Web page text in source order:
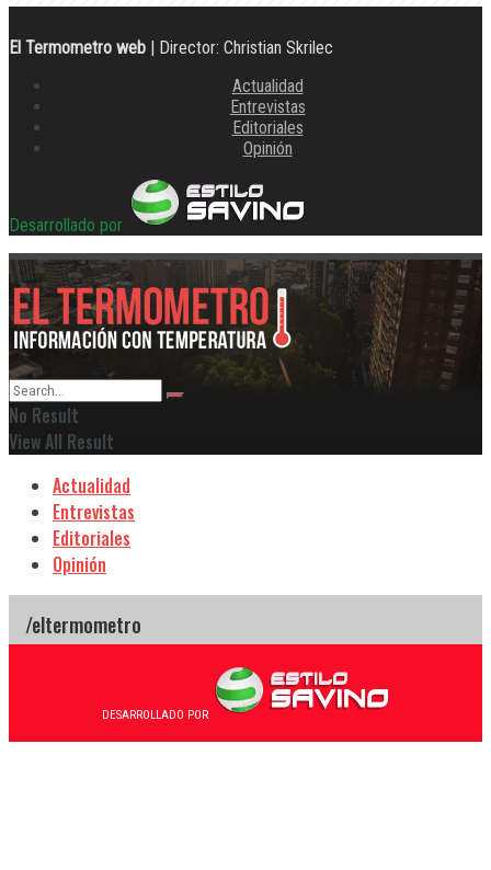
El Termometro web | Director: Christian Skrilec
Actualidad
Entrevistas
Editoriales
Opinión
Desarrollado por
No Result
View All Result
Actualidad
Entrevistas
Editoriales
Opinión
DESARROLLADO POR